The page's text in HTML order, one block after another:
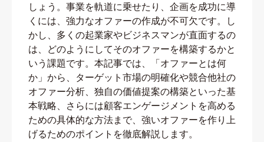
しょう。事業を軌道に乗せたり、企画を成功に導
くには、強力なオファーの作成が不可欠です。し
かし、多くの起業家やビジネスマンが直面するの
は、どのようにしてそのオファーを構築するかと
いう課題です。本記事では、「オファーとは何
か」から、ターゲット市場の明確化や競合他社の
オファー分析、独自の価値提案の構築といった基
本戦略、さらには顧客エンゲージメントを高める
ための具体的な方法まで、強いオファーを作り上
げるためのポイントを徹底解説します。